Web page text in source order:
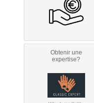
Obtenir une
expertise?